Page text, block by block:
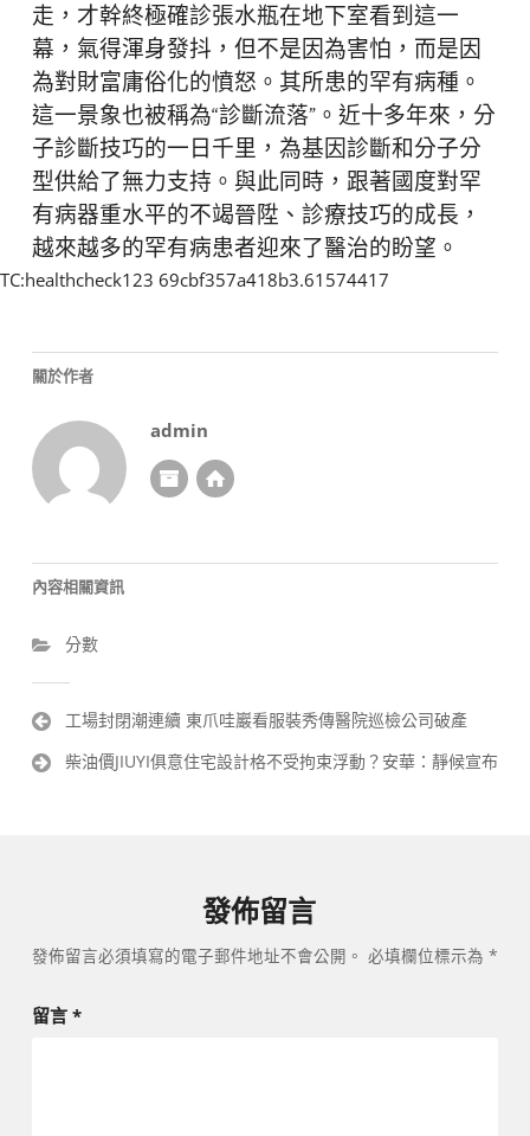
走，才幹終極確診張水瓶在地下室看到這一
幕，氣得渾身發抖，但不是因為害怕，而是因
為對財富庸俗化的憤怒。其所患的罕有病種。
這一景象也被稱為“診斷流落”。近十多年來，分
子診斷技巧的一日千里，為基因診斷和分子分
型供給了無力支持。與此同時，跟著國度對罕
有病器重水平的不竭晉陞、診療技巧的成長，
越來越多的罕有病患者迎來了醫治的盼望。
TC:healthcheck123 69cbf357a418b3.61574417
關於作者
admin
內容相關資訊
分數
文
導
工場封閉潮連續 東爪哇巖看服裝秀傳醫院巡檢公司破產
柴油價JIUYI俱意住宅設計格不受拘束浮動？安華：靜候宣布
發佈留言
發佈留言必須填寫的電子郵件地址不會公開。 必填欄位標示為 *
留言 *